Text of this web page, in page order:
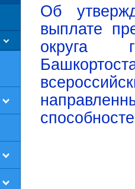
Об
выплате
округа